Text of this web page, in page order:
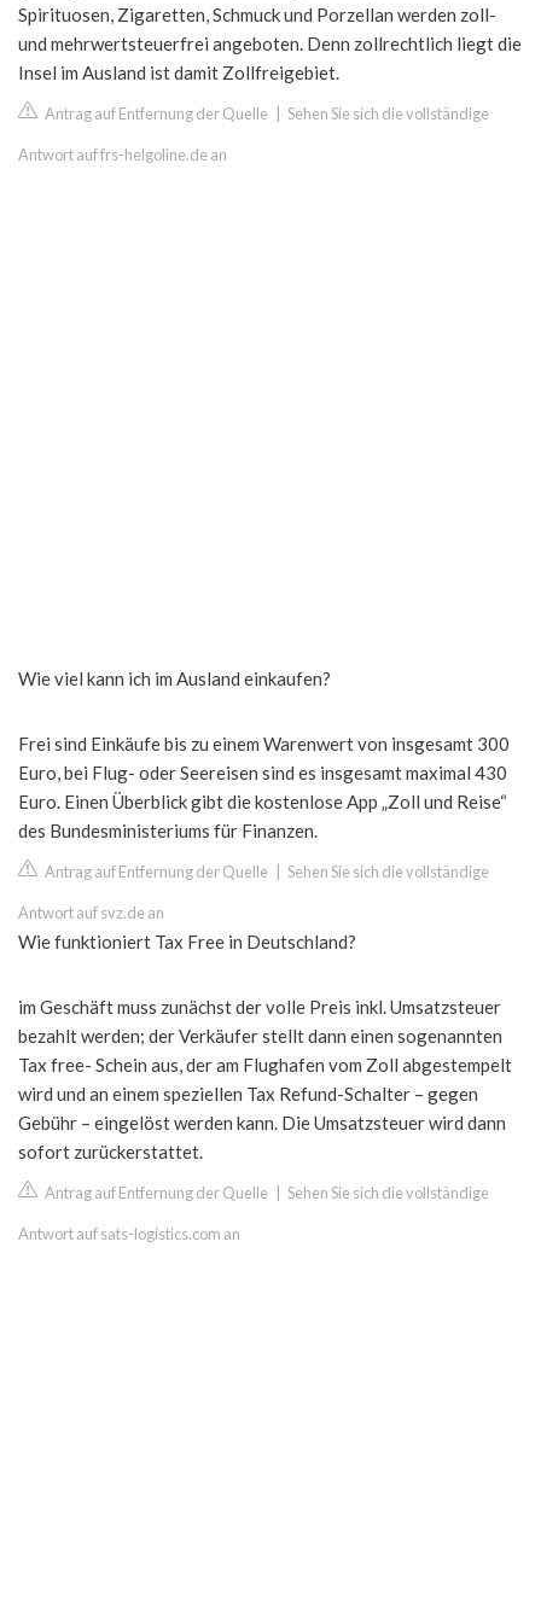
Spirituosen, Zigaretten, Schmuck und Porzellan werden zoll-
und mehrwertsteuerfrei angeboten. Denn zollrechtlich liegt die
Insel im Ausland ist damit Zollfreigebiet.
Antrag auf Entfernung der Quelle Sehen Sie sich die vollständige
Antwort auf frs-helgoline.de an
Wie viel kann ich im Ausland einkaufen?
Frei sind Einkäufe bis zu einem Warenwert von insgesamt 300
Euro, bei Flug- oder Seereisen sind es insgesamt maximal 430
Euro. Einen Überblick gibt die kostenlose App „Zoll und Reise“
des Bundesministeriums für Finanzen.
Antrag auf Entfernung der Quelle Sehen Sie sich die vollständige
Antwort auf svz.de an
Wie funktioniert Tax Free in Deutschland?
im Geschäft muss zunächst der volle Preis inkl. Umsatzsteuer
bezahlt werden; der Verkäufer stellt dann einen sogenannten
Tax free- Schein aus, der am Flughafen vom Zoll abgestempelt
wird und an einem speziellen Tax Refund-Schalter – gegen
Gebühr – eingelöst werden kann. Die Umsatzsteuer wird dann
sofort zurückerstattet.
Antrag auf Entfernung der Quelle Sehen Sie sich die vollständige
Antwort auf sats-logistics.com an